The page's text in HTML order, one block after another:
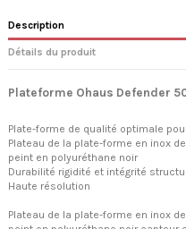
Description
Détails du produit
Plateforme Ohaus Defender
Plate-forme de qualité optimale
Plateau de la plate-forme en inox
peint en polyuréthane noir
Durabilité rigidité et intégrité
Haute résolution
Plateau de la plate-forme en inox